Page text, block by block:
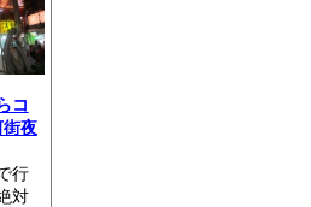
コ
街夜
行
対